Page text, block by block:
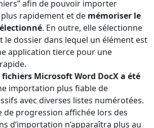
afin de pouvoir importer
rapidement et de mémoriser le
. En outre, elle sélectionne
dossier dans lequel un élément est
application tierce pour une
Microsoft Word DocX a été
importation plus fiable de
avec diverses listes numérotées.
de progression affichée lors des
d’importation n’apparaîtra plus au